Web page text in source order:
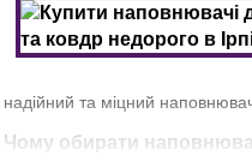
надійний та міцний
Чому обирати